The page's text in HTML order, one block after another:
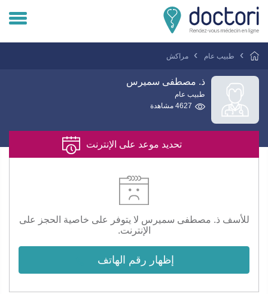
تسجيل دخول المريض
تسجيل دخول الطبيب
طبيب عام مراكش
ذ. مصطفى سميرس
طبيب عام
4627 مشاهدة
تحديد موعد على الإنترنت
للأسف ذ. مصطفى سميرس لا يتوفر على خاصية الحجز على
الإنترنت.
إظهار رقم الهاتف